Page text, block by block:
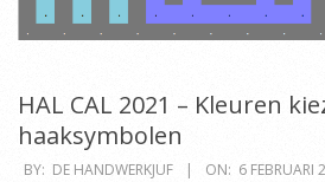
HAL CAL 2021 – Kleuren
haaksymbolen
2021-
BY: DE HANDWERKJUF ON: 6 FEBRUARI